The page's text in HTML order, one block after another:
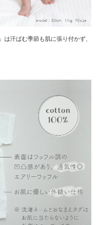
汗ばむ季節も肌に張り付かず、